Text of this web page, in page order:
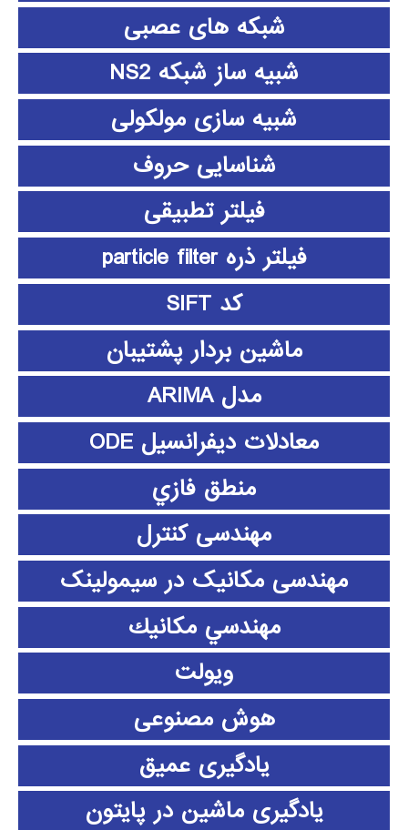
شبکه های عصبی
شبیه ساز شبکه NS2
شبیه سازی مولکولی
شناسایی حروف
فیلتر تطبیقی
فیلتر ذره particle filter
کد SIFT
ماشین بردار پشتیبان
مدل ARIMA
معادلات دیفرانسیل ODE
منطق فازي
مهندسی کنترل
مهندسی مکانیک در سیمولینک
مهندسي مكانيك
ویولت
هوش مصنوعی
یادگیری عمیق
یادگیری ماشین در پایتون